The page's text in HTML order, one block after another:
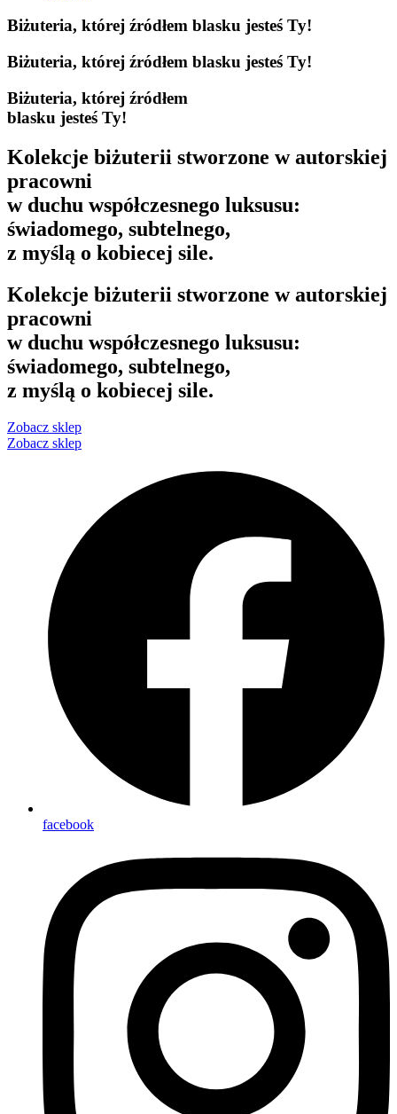
Biżuteria, której źródłem blasku jesteś Ty!
Biżuteria, której źródłem blasku jesteś Ty!
Biżuteria, której źródłem
blasku jesteś Ty!
Kolekcje biżuterii stworzone w autorskiej
pracowni
w duchu współczesnego luksusu:
świadomego, subtelnego,
z myślą o kobiecej sile.
Kolekcje biżuterii stworzone w autorskiej
pracowni
w duchu współczesnego luksusu:
świadomego, subtelnego,
z myślą o kobiecej sile.
Zobacz sklep
Zobacz sklep
facebook